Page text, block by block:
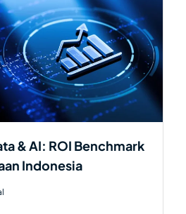
& AI: ROI Benchmark
Indonesia